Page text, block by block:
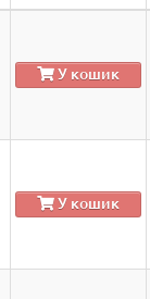
У кошик
У кошик